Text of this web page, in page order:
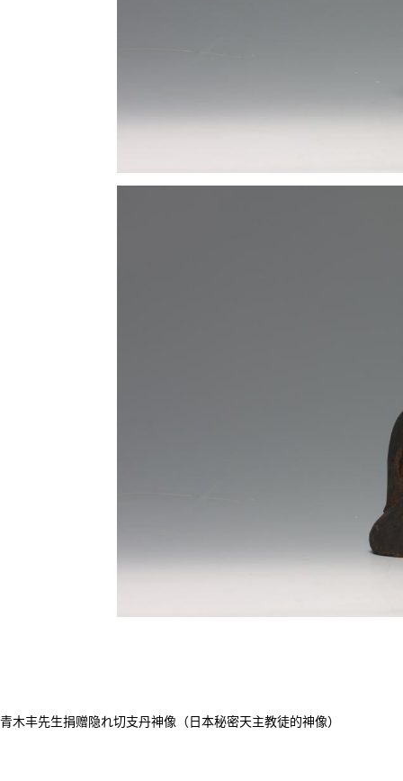
青木丰先生捐赠隐れ切支丹神像（日本秘密天主教徒的神像）